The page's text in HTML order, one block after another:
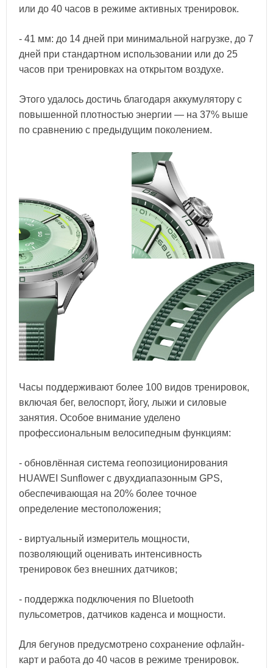
или до 40 часов в режиме активных тренировок.
- 41 мм: до 14 дней при минимальной нагрузке, до 7
дней при стандартном использовании или до 25
часов при тренировках на открытом воздухе.
Этого удалось достичь благодаря аккумулятору с
повышенной плотностью энергии — на 37% выше
по сравнению с предыдущим поколением.
Часы поддерживают более 100 видов тренировок,
включая бег, велоспорт, йогу, лыжи и силовые
занятия. Особое внимание уделено
профессиональным велосипедным функциям:
- обновлённая система геопозиционирования
HUAWEI Sunflower с двухдиапазонным GPS,
обеспечивающая на 20% более точное
определение местоположения;
- виртуальный измеритель мощности,
позволяющий оценивать интенсивность
тренировок без внешних датчиков;
- поддержка подключения по Bluetooth
пульсометров, датчиков каденса и мощности.
Для бегунов предусмотрено сохранение офлайн-
карт и работа до 40 часов в режиме тренировок.